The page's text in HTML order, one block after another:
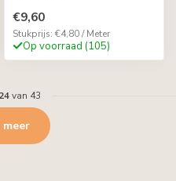
€9,60
Stukprijs: €4,80 / Meter
Op voorraad (105)
24van 43